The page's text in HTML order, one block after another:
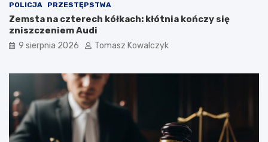
POLICJA PRZESTĘPSTWA
Zemsta na czterech kółkach: kłótnia kończy się
zniszczeniem Audi
9 sierpnia 2026 Tomasz Kowalczyk